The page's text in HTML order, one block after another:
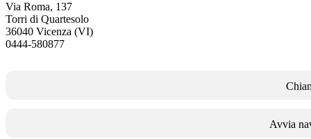
Via Roma, 137
Torri di Quartesolo
36040 Vicenza (VI)
0444-580877
Avvia